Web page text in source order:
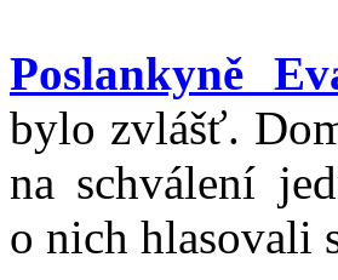
Poslankyně
bylo zvlášť.
na schválení
o nich hlasovali